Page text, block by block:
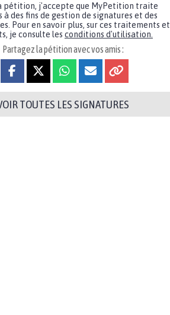
pétition, j'accepte que MyPetition traite
à des fins de gestion de signatures et des
Pour en savoir plus, sur ces traitements et
je consulte les conditions d'utilisation.
Partagez la pétition avec vos amis :
TOUTES LES SIGNATURES